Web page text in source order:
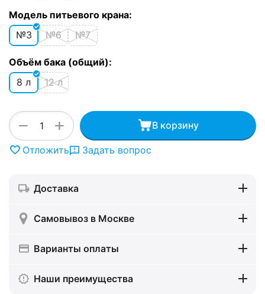
Модель питьевого крана:
№3
№6 №7
Объём бака (общий):
8 л
12 л
+
− В корзину
Отложить Задать вопрос
Доставка
Самовывоз в Москве
Варианты оплаты
Наши преимущества